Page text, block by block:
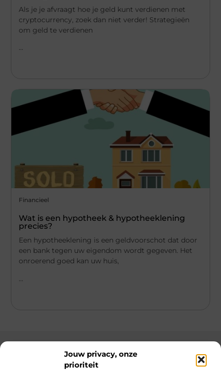
Jouw privacy, onze
prioriteit
Als je je afvraagt ​​hoe je geld kunt verdienen met
cryptocurrency, zoek dan niet verder! Strategieën
om geld te verdienen
...
Financieel
Wat is een hypotheek & hypotheeklening
precies?
Een hypotheeklening is een geldvoorschot dat door
een bank tegen uw eigendom wordt gegeven. Het
onroerend goed kan uw huis,
...